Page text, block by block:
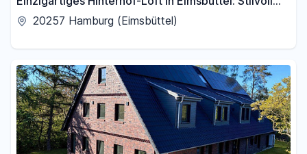
und Charakterstark
20257 Hamburg (Eimsbüttel)